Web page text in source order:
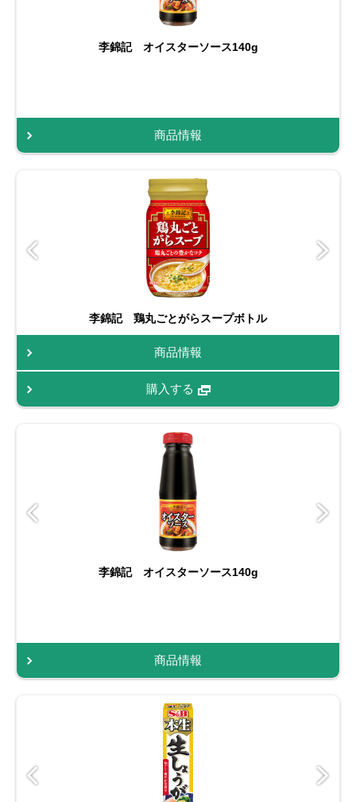
李錦記 オイスターソース140g
商品情報
李錦記 鶏丸ごとがらスープボトル
商品情報
購入する
李錦記 オイスターソース140g
商品情報